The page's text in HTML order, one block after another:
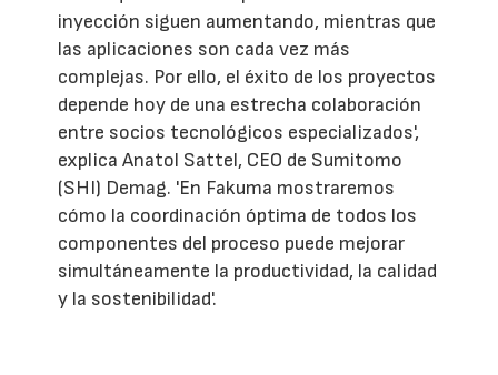
inyección siguen aumentando, mientras que
las aplicaciones son cada vez más
complejas. Por ello, el éxito de los proyectos
depende hoy de una estrecha colaboración
entre socios tecnológicos especializados',
explica Anatol Sattel, CEO de Sumitomo
(SHI) Demag. 'En Fakuma mostraremos
cómo la coordinación óptima de todos los
componentes del proceso puede mejorar
simultáneamente la productividad, la calidad
y la sostenibilidad'.